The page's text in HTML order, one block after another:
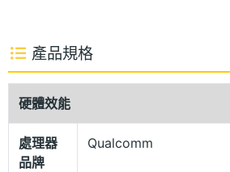
主鏡頭、多重反射式稜鏡系統與多
角鏡頭，提供最高 70 倍變焦能力
人像拍攝或遠距細節都能輕鬆捕捉
高通 Snapdragon 7 Gen 4
產品規格
硬體效能
處理器
品牌
Qualcomm